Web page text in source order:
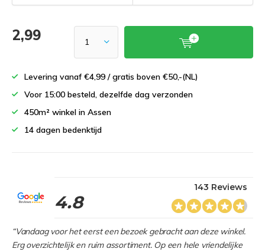
2,99
Levering vanaf €4,99 / gratis boven €50,-(NL)
Voor 15:00 besteld, dezelfde dag verzonden
450m² winkel in Assen
14 dagen bedenktijd
4.8
143 Reviews
“Vandaag voor het eerst een bezoek gebracht aan deze winkel.
Erg overzichtelijk en ruim assortiment. Op een hele vriendelijke